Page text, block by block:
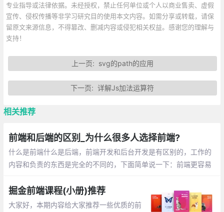
专业指导或法律依据。未经授权，禁止任何单位或个人以商业售卖、虚假
宣传、侵权传播等非学习研究目的使用本文内容。如需分享或转载，请保
留原文来源信息，不得篡改、删减内容或侵犯相关权益。感谢您的理解与
支持！
上一页: svg的path的应用
下一页:详解Js加法运算符
相关推荐
前端和后端的区别_为什么很多人选择前端?
什么是前端什么是后端，前端开发和后台开发是有区别的，工作的
内容和负责的东西是完全的不同的，下面简单说一下：前端更容易
互。后端入门稍困难，每天关注的是业务逻辑的处理，数据的增删
改查，性能的优化
掘金前端课程(小册)推荐
大家好，本期内容给大家推荐一些优质的前